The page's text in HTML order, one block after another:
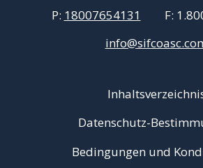
P: 18007654131 F:
Datenschutz-
Bedingungen und